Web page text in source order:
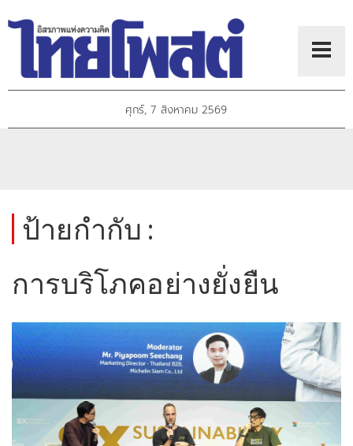
ศุกร์, 7 สิงหาคม 2569
ป้ายกำกับ :
การบริโภคอย่างยั่งยืน